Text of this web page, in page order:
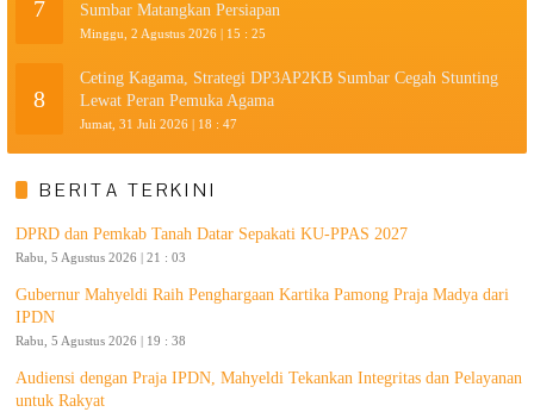
7
Sumbar Matangkan Persiapan
Minggu, 2 Agustus 2026 | 15 : 25
8
Ceting Kagama, Strategi DP3AP2KB Sumbar Cegah Stunting
Lewat Peran Pemuka Agama
Jumat, 31 Juli 2026 | 18 : 47
BERITA TERKINI
DPRD dan Pemkab Tanah Datar Sepakati KU-PPAS 2027
Rabu, 5 Agustus 2026 | 21 : 03
Gubernur Mahyeldi Raih Penghargaan Kartika Pamong Praja Madya dari
IPDN
Rabu, 5 Agustus 2026 | 19 : 38
Audiensi dengan Praja IPDN, Mahyeldi Tekankan Integritas dan Pelayanan
untuk Rakyat